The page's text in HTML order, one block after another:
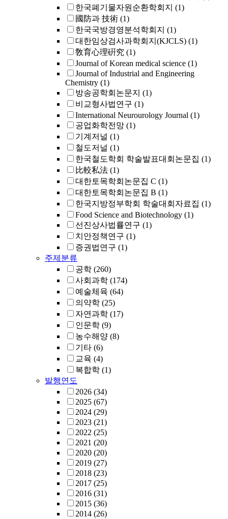
한국폐기물자원순환학회지 (1)
國防과 技術 (1)
한국국방경영분석학회지 (1)
대한임상검사과학회지(KJCLS) (1)
敎育心理硏究 (1)
Journal of Korean medical science (1)
Journal of Industrial and Engineering
Chemistry (1)
방송공학회논문지 (1)
비교형사법연구 (1)
International Neurourology Journal (1)
공업화학전망 (1)
기계저널 (1)
철도저널 (1)
한국철도학회 학술발표대회논문집 (1)
比較私法 (1)
대한토목학회논문집 C (1)
대한토목학회논문집 B (1)
한국지방정부학회 학술대회자료집 (1)
Food Science and Biotechnology (1)
선진상사법률연구 (1)
치안정책연구 (1)
증권법연구 (1)
주제분류
공학 (260)
사회과학 (174)
예술체육 (64)
의약학 (25)
자연과학 (17)
인문학 (9)
농수해양 (8)
기타 (6)
교육 (4)
복합학 (1)
발행연도
2026 (34)
2025 (67)
2024 (29)
2023 (21)
2022 (25)
2021 (20)
2020 (20)
2019 (27)
2018 (23)
2017 (25)
2016 (31)
2015 (36)
2014 (26)